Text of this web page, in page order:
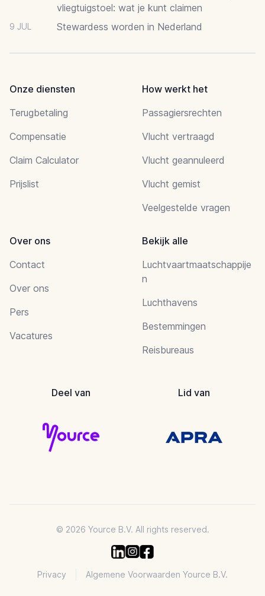
vliegtuigstoel: wat je kunt claimen
9 JUL Stewardess worden in Nederland
Onze diensten
Terugbetaling
Compensatie
Claim Calculator
Prijslist
How werkt het
Passagiersrechten
Vlucht vertraagd
Vlucht geannuleerd
Vlucht gemist
Veelgestelde vragen
Over ons
Contact
Over ons
Pers
Vacatures
Bekijk alle
Luchtvaartmaatschappije
n
Luchthavens
Bestemmingen
Reisbureaus
Deel van Lid van
© 2026 Yource B.V. All rights reserved.
Privacy Algemene Voorwaarden Yource B.V.